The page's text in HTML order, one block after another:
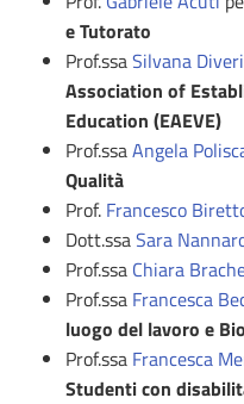
e Tutorato
Prof.ssaSilvana
Association of
Education (EAEVE)
Prof.ssaAngela
Qualità
Prof. Francesco
Dott.ssaSara
Prof.ssa Chiara
Prof.ssa Francesca
luogo del lavoro e
Prof.ssa Francesca
Studenti con